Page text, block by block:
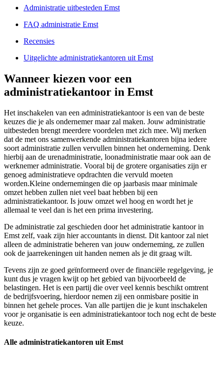
Administratie uitbesteden Emst
FAQ administratie Emst
Recensies
Uitgelichte administratiekantoren uit Emst
Wanneer kiezen voor een
administratiekantoor in Emst
Het inschakelen van een administratiekantoor is een van de beste
keuzes die je als ondernemer maar zal maken. Jouw administratie
uitbesteden brengt meerdere voordelen met zich mee. Wij merken
dat de met ons samenwerkende administratiekantoren bijna iedere
soort administratie zullen vervullen binnen het onderneming. Denk
hierbij aan de urenadministratie, loonadministratie maar ook aan de
werknemer administratie. Vooral bij de grotere organisaties zijn er
genoeg administratieve opdrachten die vervuld moeten
worden.Kleine ondernemingen die op jaarbasis maar minimale
omzet hebben zullen niet veel baat hebben bij een
administratiekantoor. Is jouw omzet wel hoog en wordt het je
allemaal te veel dan is het een prima investering.
De administratie zal geschieden door het administratie kantoor in
Emst zelf, vaak zijn hier accountants in dienst. Dit kantoor zal niet
alleen de administratie beheren van jouw onderneming, ze zullen
ook de jaarrekeningen uit handen nemen als je dit graag wilt.
Tevens zijn ze goed geïnformeerd over de financiële regelgeving, je
kunt dus je vragen kwijt op het gebied van bijvoorbeeld de
belastingen. Het is een partij die over veel kennis beschikt omtrent
de bedrijfsvoering, hierdoor nemen zij een onmisbare positie in
binnen het gehele proces. Van alle partijen die je kunt inschakelen
voor je organisatie is een administratiekantoor toch nog echt de beste
keuze.
Alle administratiekantoren uit Emst